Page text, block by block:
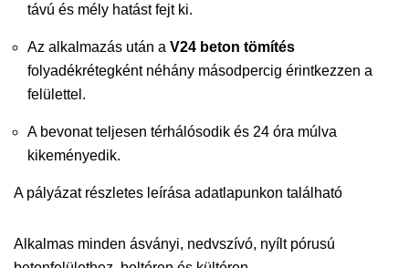
távú és mély hatást fejt ki.
Az alkalmazás után a V24 beton tömítés
folyadékrétegként néhány másodpercig érintkezzen a
felülettel.
A bevonat teljesen térhálósodik és 24 óra múlva
kikeményedik.
A pályázat részletes leírása adatlapunkon található
Alkalmas minden ásványi, nedvszívó, nyílt pórusú